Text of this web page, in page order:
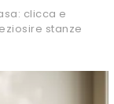
clicca e
stanze